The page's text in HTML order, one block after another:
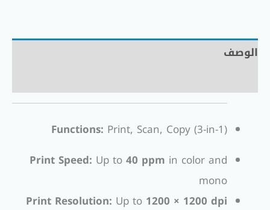
الوصف
Functions: Print, Scan, Copy (3-in-1)
Print Speed: Up to40 ppm in color and
mono
Print Resolution: Up to 1200 × 1200 dpi